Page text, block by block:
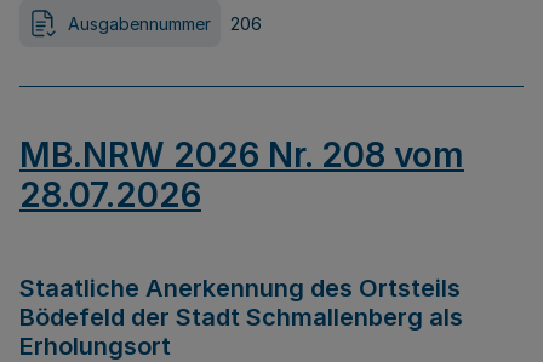
Ausgabennummer 206
MB.NRW 2026 Nr. 208 vom
28.07.2026
Staatliche Anerkennung des Ortsteils
Bödefeld der Stadt Schmallenberg als
Erholungsort